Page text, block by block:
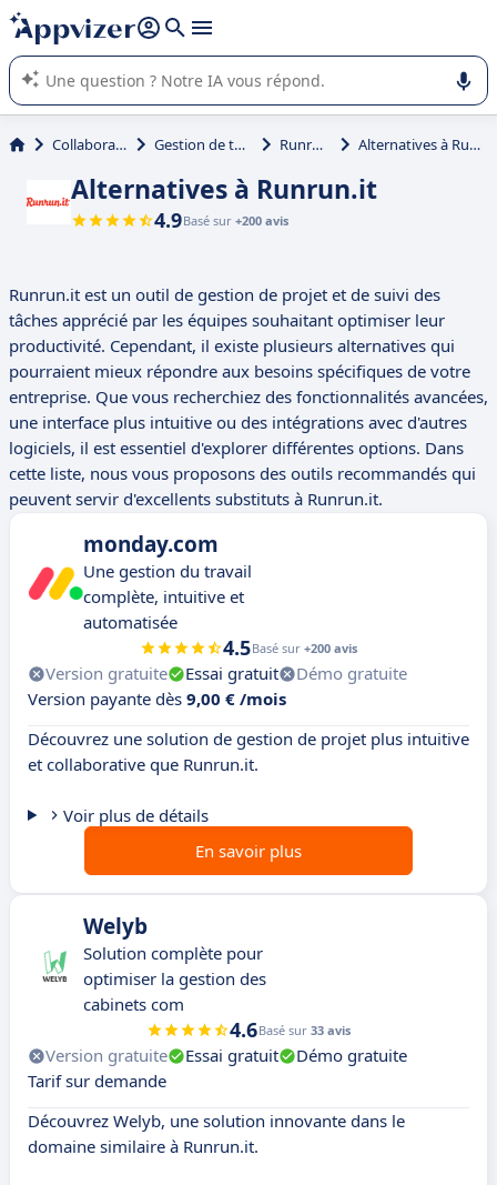
répondre (plusieurs lignes avec
L'IA de Appvizer vous guide dans l'utilisation ou la sélection de
logiciel SaaS en entreprise.
Collaboration Gestion de tâches Runrun.it Alternatives à Runrun.it
Alternatives à Runrun.it
4.9Basé sur +200 avis
Runrun.it est un outil de gestion de projet et de suivi des
tâches apprécié par les équipes souhaitant optimiser leur
productivité. Cependant, il existe plusieurs alternatives qui
pourraient mieux répondre aux besoins spécifiques de votre
entreprise. Que vous recherchiez des fonctionnalités avancées,
une interface plus intuitive ou des intégrations avec d'autres
logiciels, il est essentiel d'explorer différentes options. Dans
cette liste, nous vous proposons des outils recommandés qui
peuvent servir d'excellents substituts à Runrun.it.
monday.com
Une gestion du travail
complète, intuitive et
automatisée
4.5Basé sur +200 avis
Version gratuite Essai gratuit
Démo gratuite
Version payante dès 9,00 € /mois
Découvrez une solution de gestion de projet plus intuitive
et collaborative que Runrun.it.
Voir plus de détails
En savoir plus
Welyb
Solution complète pour
optimiser la gestion des
cabinets com
4.6Basé sur 33 avis
Version gratuite Essai gratuit
Démo gratuite
Tarif sur demande
Découvrez Welyb, une solution innovante dans le
domaine similaire à Runrun.it.